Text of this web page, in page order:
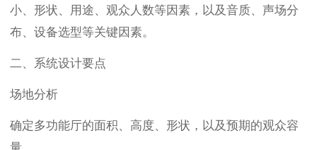
小、形状、用途、观众人数等因素，以及音质、声场分
布、设备选型等关键因素。
二、系统设计要点
场地分析
确定多功能厅的面积、高度、形状，以及预期的观众容